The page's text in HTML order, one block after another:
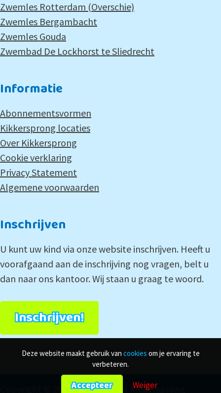
Zwemles Rotterdam (Overschie)
Zwemles Bergambacht
Zwemles Gouda
Zwembad De Lockhorst te Sliedrecht
Informatie
Abonnementsvormen
Kikkersprong locaties
Over Kikkersprong
Cookie verklaring
Privacy Statement
Algemene voorwaarden
Inschrijven
U kunt uw kind via onze website inschrijven. Heeft u
voorafgaand aan de inschrijving nog vragen, belt u
dan naar ons kantoor. Wij staan u graag te woord.
Inschrijven!
Copyright © 2024 Zwemschool Kikkersprong
Deze website maakt gebruik van cookies om je ervaring te
verbeteren.
Accepteer Weiger